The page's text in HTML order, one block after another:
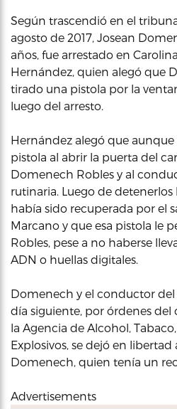
Según trascendió en el
agosto de 2017, Josean
años, fue arrestado en
Hernández, quien alegó que
tirado una pistola por la
luego del arresto.
Hernández alegó que
pistola al abrir la puerta del
Domenech Robles y al
rutinaria. Luego de
había sido recuperada por el
Marcano y que esa pistola le
Robles, pese a no haberse
ADN o huellas digitales.
Domenech y el conductor del
día siguiente, por órdenes del
la Agencia de Alcohol,
Explosivos, se dejó en
Domenech, quien tenía un
Advertisements